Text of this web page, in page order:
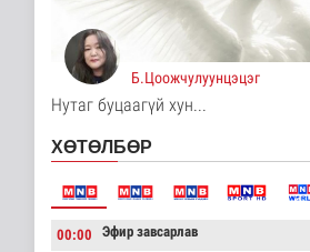
Үерийн аюулаас
сэрэмжтэй байхыг
анхааруулж байна
Байгаль орчин
15 цаг 13 минутын өмнө
Нийгэм
Б.Цоожчулуунцэцэг
Нутаг буцаагүй хун...
ХӨТӨЛБӨР
00:00 Эфир завсарлав